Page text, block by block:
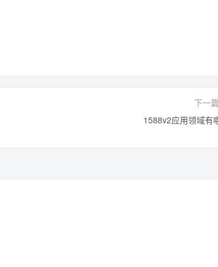
下一
1588v2应用领域有